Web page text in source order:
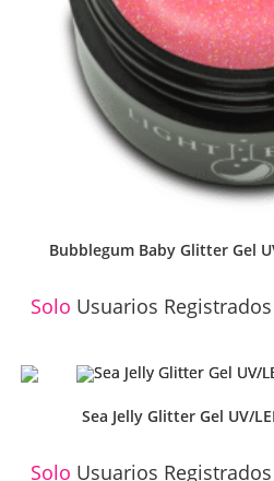
Bubblegum Baby Glitter Gel
Solo Usuarios Registrados
Sea Jelly Glitter Gel UV/
Solo Usuarios Registrados